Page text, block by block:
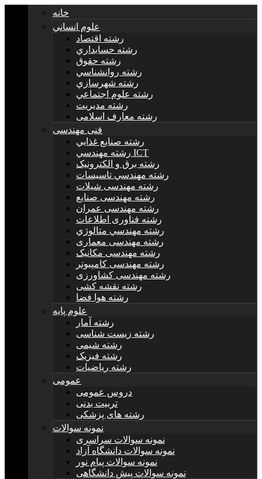
خانه
علوم انساني
رشته اقتصاد
رشته حسابداري
رشته حقوق
رشته روانشناسي
رشته شهرسازي
رشته علوم اجتماعي
رشته مديريت
رشته معارف اسلامی
فنی مهندسی
رشته صنايع غذايي
رشته مهندسي ICT
رشته برق و الکترونيک
رشته مهندسي تاسيسات
رشته مهندسی شیلات
رشته مهندسی صنایع
رشته مهندسی عمران
رشته فناوری اطلاعات
رشته مهندسي متالوژي
رشته مهندسی معماری
رشته مهندسی مکانیک
رشته مهندسی کامپیوتر
رشته مهندسی کشاورزی
رشته نقشه کشی
رشته هوا فضا
علوم پایه
رشته آمار
رشته زیست شناسی
رشته شیمی
رشته فیزیک
رشته ریاضیات
عمومی
دروس عمومی
تربیت بدنی
رشته های پزشکی
نمونه سوالات
نمونه سوالات سراسری
نمونه سوالات دانشگاه آزاد
نمونه سوالات پیام نور
نمونه سوالات پیش دانشگاهی